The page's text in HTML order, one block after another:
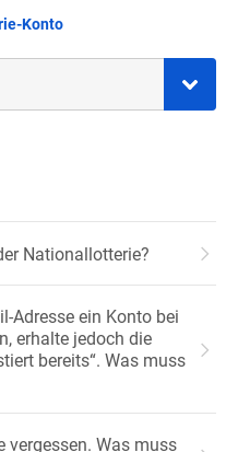
Konto
Nationallotterie?
Adresse ein Konto bei
erhalte jedoch die
bereits“. Was muss
vergessen. Was muss